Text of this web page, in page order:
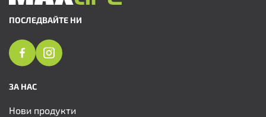
ПОСЛЕДВАЙТЕ НИ
ЗА НАС
Нови продукти